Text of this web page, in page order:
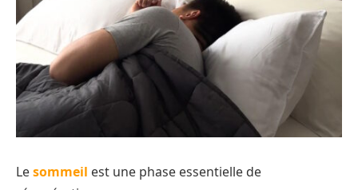
Lesommeil est une phase essentielle de